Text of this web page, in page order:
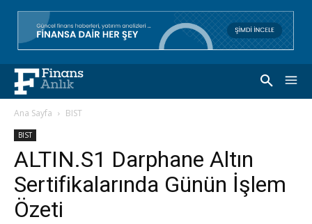
Ana Sayfa BIST
BIST
ALTIN.S1 Darphane Altın
Sertifikalarında Günün İşlem
Özeti